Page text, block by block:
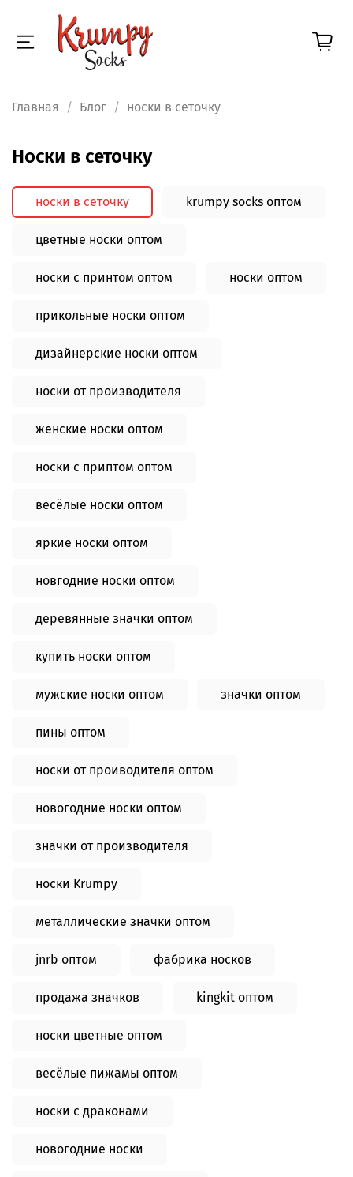
Главная Блог носки в сеточку
носки в сеточку
носки в сеточку krumpy socks оптом
цветные носки оптом
носки с принтом оптом носки оптом
прикольные носки оптом
дизайнерские носки оптом
носки от производителя
женские носки оптом
носки с приптом оптом
весёлые носки оптом
яркие носки оптом
новгодние носки оптом
деревянные значки оптом
купить носки оптом
мужские носки оптом значки оптом
пины оптом
носки от проиводителя оптом
новогодние носки оптом
значки от производителя
носки Krumpy
металлические значки оптом
jnrb оптом фабрика носков
продажа значков kingkit оптом
носки цветные оптом
весёлые пижамы оптом
носки с драконами
новогодние носки